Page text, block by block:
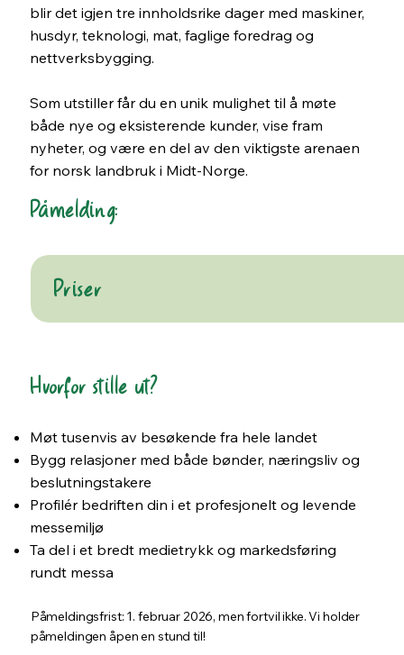
blir det igjen tre innholdsrike dager med maskiner,
husdyr, teknologi, mat, faglige foredrag og
nettverksbygging.
Som utstiller får du en unik mulighet til å møte
både nye og eksisterende kunder, vise fram
nyheter, og være en del av den viktigste arenaen
for norsk landbruk i Midt-Norge.
Påmelding:
Priser
Hvorfor stille ut?​
Møt tusenvis av besøkende fra hele landet
Bygg relasjoner med både bønder, næringsliv og
beslutningstakere
Profilér bedriften din i et profesjonelt og levende
messemiljø
Ta del i et bredt medietrykk og markedsføring
rundt messa
Påmeldingsfrist: 1. februar 2026, men fortvil ikke. Vi holder
påmeldingen åpen en stund til!